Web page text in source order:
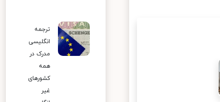
ترجمه
انگلیسی
مدرک در
همه
کشورهای
غیر